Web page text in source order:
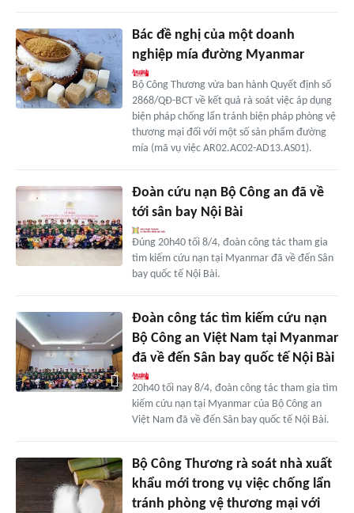
Bác đề nghị của một doanh
nghiệp mía đường Myanmar
Bộ Công Thương vừa ban hành Quyết định số
2868/QĐ-BCT về kết quả rà soát việc áp dụng
biện pháp chống lẩn tránh biện pháp phòng vệ
thương mại đối với một số sản phẩm đường
mía (mã vụ việc AR02.AC02-AD13.AS01).
Đoàn cứu nạn Bộ Công an đã về
tới sân bay Nội Bài
Đúng 20h40 tối 8/4, đoàn công tác tham gia
tìm kiếm cứu nạn tại Myanmar đã về đến Sân
bay quốc tế Nội Bài.
Đoàn công tác tìm kiếm cứu nạn
Bộ Công an Việt Nam tại Myanmar
đã về đến Sân bay quốc tế Nội Bài
20h40 tối nay 8/4, đoàn công tác tham gia tìm
kiếm cứu nạn tại Myanmar của Bộ Công an
Việt Nam đã về đến Sân bay quốc tế Nội Bài.
Bộ Công Thương rà soát nhà xuất
khẩu mới trong vụ việc chống lẩn
tránh phòng vệ thương mại với